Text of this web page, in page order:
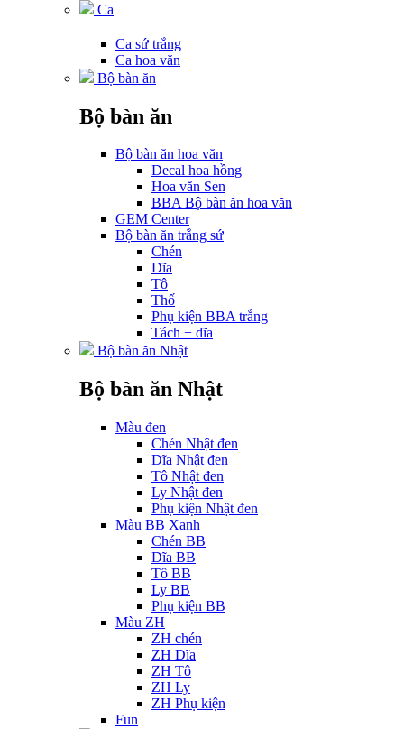
Ca
Ca sứ trắng
Ca hoa văn
Bộ bàn ăn
Bộ bàn ăn
Bộ bàn ăn hoa văn
Decal hoa hồng
Hoa văn Sen
BBA Bộ bàn ăn hoa văn
GEM Center
Bộ bàn ăn trắng sứ
Chén
Dĩa
Tô
Thố
Phụ kiện BBA trắng
Tách + dĩa
Bộ bàn ăn Nhật
Bộ bàn ăn Nhật
Màu đen
Chén Nhật đen
Dĩa Nhật đen
Tô Nhật đen
Ly Nhật đen
Phụ kiện Nhật đen
Màu BB Xanh
Chén BB
Dĩa BB
Tô BB
Ly BB
Phụ kiện BB
Màu ZH
ZH chén
ZH Dĩa
ZH Tô
ZH Ly
ZH Phụ kiện
Fun